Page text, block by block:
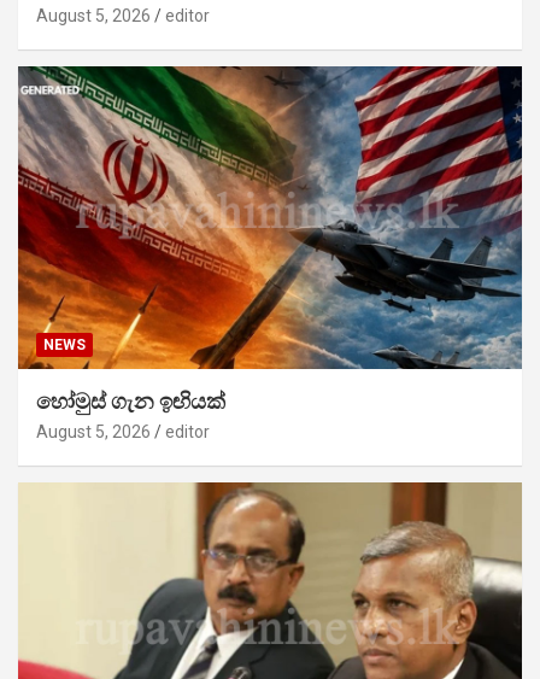
August 5, 2026 editor
NEWS
හෝමුස් ගැන ඉඟියක්
August 5, 2026 editor